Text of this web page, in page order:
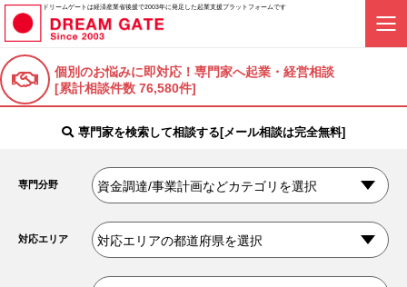
ドリームゲートは経済産業省後援で2003年に発足した起業支援プラットフォームです
個別のお悩みに即対応！ 専門家へ起業・経営相談
[累計相談件数 76,580件]
専門家を検索して相談する[メール相談は完全無料]
専門分野
対応エリア